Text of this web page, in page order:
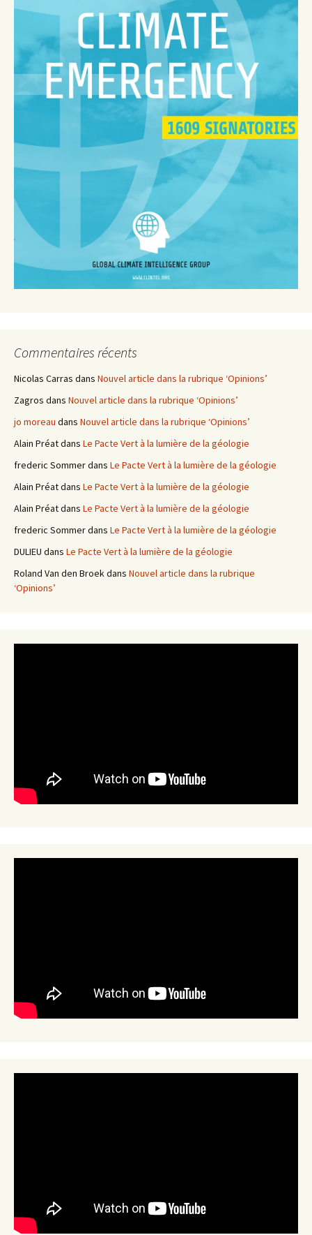
Commentaires récents
Nicolas Carras dans Nouvel article dans la rubrique ‘Opinions’
Zagros dans Nouvel article dans la rubrique ‘Opinions’
jo moreau dans Nouvel article dans la rubrique ‘Opinions’
Alain Préatdans Le Pacte Vert à la lumière de la géologie
frederic Sommerdans Le Pacte Vert à la lumière de la géologie
Alain Préatdans Le Pacte Vert à la lumière de la géologie
Alain Préatdans Le Pacte Vert à la lumière de la géologie
frederic Sommerdans Le Pacte Vert à la lumière de la géologie
DULIEU dans Le Pacte Vert à la lumière de la géologie
Roland Van den Broekdans Nouvel article dans la rubrique
‘Opinions’